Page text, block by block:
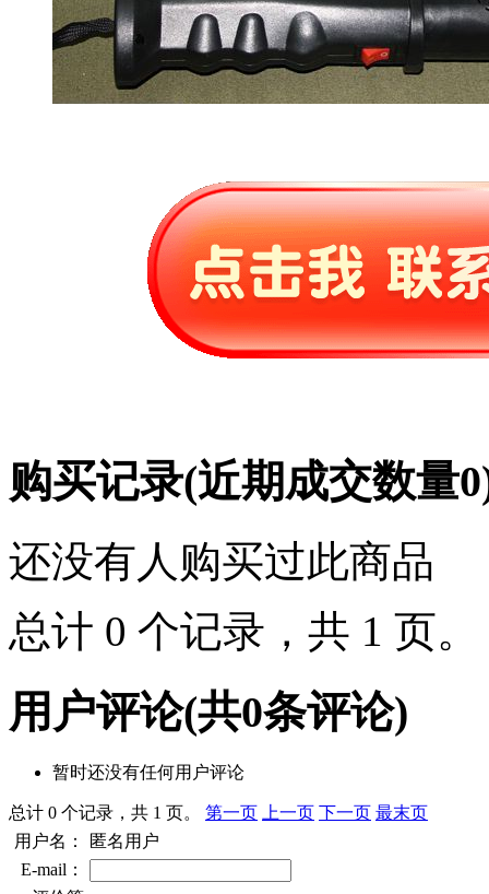
购买记录(近期成交数量0
还没有人购买过此商品
总计 0 个记录，共 1 页。
用户评论(共0条评论)
暂时还没有任何用户评论
总计 0 个记录，共 1 页。 第一页 上一页 下一页 最末页
用户名：
匿名用户
E-mail：